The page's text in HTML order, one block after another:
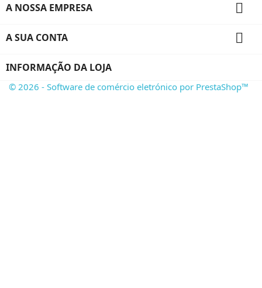
A NOSSA EMPRESA 
A SUA CONTA 
INFORMAÇÃO DA LOJA
© 2026 - Software de comércio eletrónico por PrestaShop™